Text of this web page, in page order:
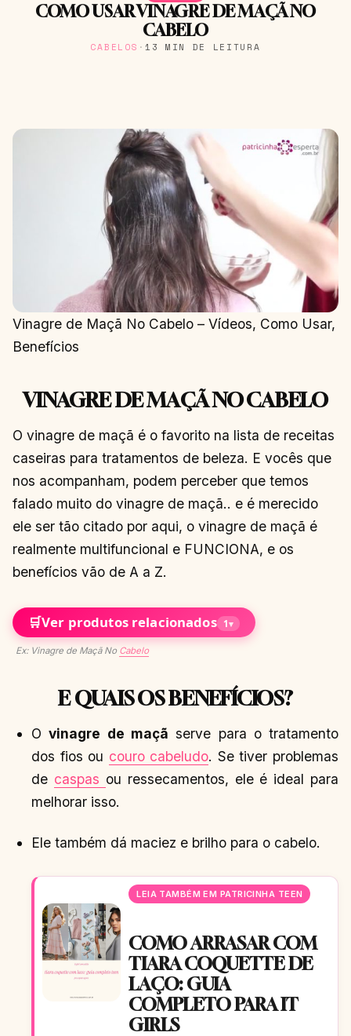
COMO USAR VINAGRE DE MAÇÃ NO
CABELO
CABELOS · 13 MIN DE LEITURA
Vinagre de Maçã No Cabelo – Vídeos, Como Usar,
Benefícios
VINAGRE DE MAÇÃ NO CABELO
O vinagre de maçã é o favorito na lista de receitas
caseiras para tratamentos de beleza. E vocês que
nos acompanham, podem perceber que temos
falado muito do vinagre de maçã.. e é merecido
ele ser tão citado por aqui, o vinagre de maçã é
realmente multifuncional e FUNCIONA, e os
benefícios vão de A a Z.
🛒Ver produtos relacionados 1▾
Ex: Vinagre de Maçã No Cabelo
E QUAIS OS BENEFÍCIOS?
Ovinagre de maçã serve para o tratamento
dos fios ou couro cabeludo. Se tiver problemas
de caspas ou ressecamentos, ele é ideal para
melhorar isso.
Ele também dá maciez e brilho para o cabelo.
LEIA TAMBÉM EM PATRICINHA TEEN
COMO ARRASAR COM
TIARA COQUETTE DE
LAÇO: GUIA
COMPLETO PARA IT
GIRLS